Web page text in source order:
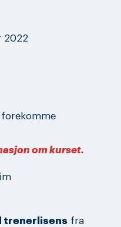
2022
om kurset.
trenerlisens fra